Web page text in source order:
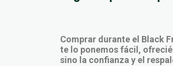
Comprar durante el Black
te lo ponemos fácil,
sino la confianza y el